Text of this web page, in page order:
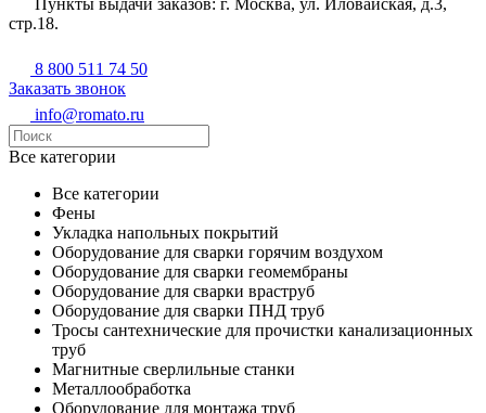
Пункты выдачи заказов: г. Москва, ул. Иловайская, д.3,
стр.18.
8 800 511 74 50
Заказать звонок
info@romato.ru
Все категории
Все категории
Фены
Укладка напольных покрытий
Оборудование для сварки горячим воздухом
Оборудование для сварки геомембраны
Оборудование для сварки враструб
Оборудование для сварки ПНД труб
Тросы сантехнические для прочистки канализационных
труб
Магнитные сверлильные станки
Металлообработка
Оборудование для монтажа труб